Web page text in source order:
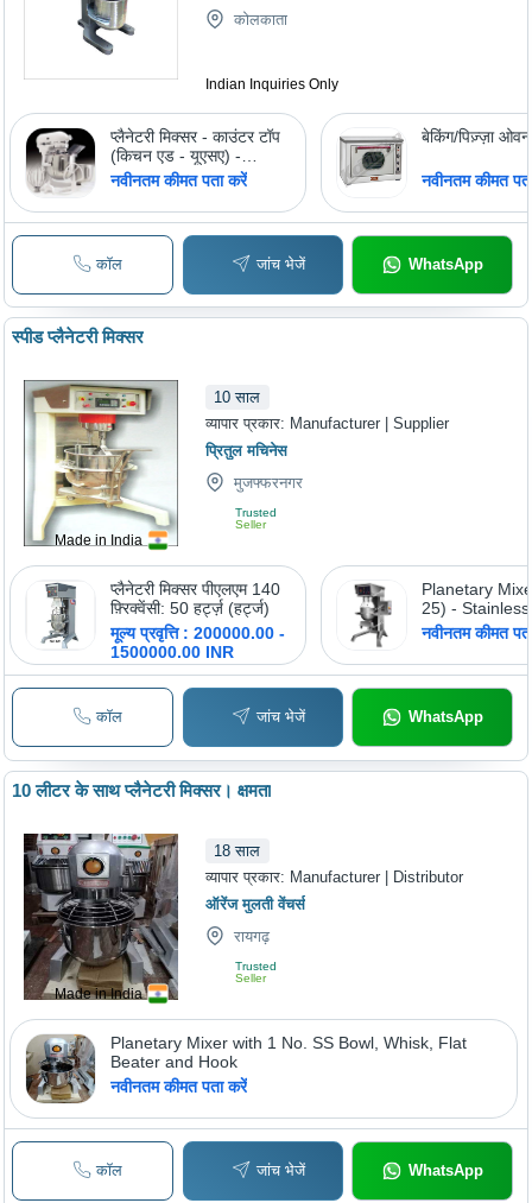
कोलकाता
Indian Inquiries Only
प्लैनेटरी मिक्सर - काउंटर टॉप
(किचन एड - यूएसए) -
5KPM50E
नवीनतम कीमत पता करें
बेकिंग/पिज़्ज़ा ओवन
नवीनतम कीमत
कॉल जांच भेजें WhatsApp
Made in India
स्पीड प्लैनेटरी मिक्सर
10 साल
व्यापार प्रकार: Manufacturer | Supplier
प्रितुल मचिनेस
मुजफ्फरनगर
Trusted
Seller
प्लैनेटरी मिक्सर पीएलएम 140
फ़्रिक्वेंसी: 50 हर्ट्ज़ (हर्ट्ज)
मूल्य प्रवृत्ति : 200000.00 -
1500000.00 INR
Planetary
25) -
Power,
Efficient
Operation,
Control
नवीनतम कीमत
कॉल जांच भेजें WhatsApp
Made in India
10 लीटर के साथ प्लैनेटरी मिक्सर। क्षमता
18 साल
व्यापार प्रकार: Manufacturer | Distributor
ऑरेंज मुलती वेंचर्स
रायगढ़
Trusted
Seller
Planetary Mixer with 1 No. SS Bowl, Whisk, Flat
Beater and Hook
नवीनतम कीमत पता करें
कॉल जांच भेजें WhatsApp